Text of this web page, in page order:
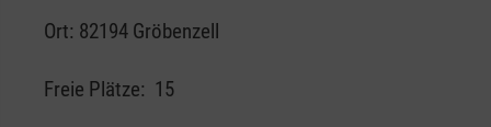
Ort: 82194 Gröbenzell
Freie Plätze: 15